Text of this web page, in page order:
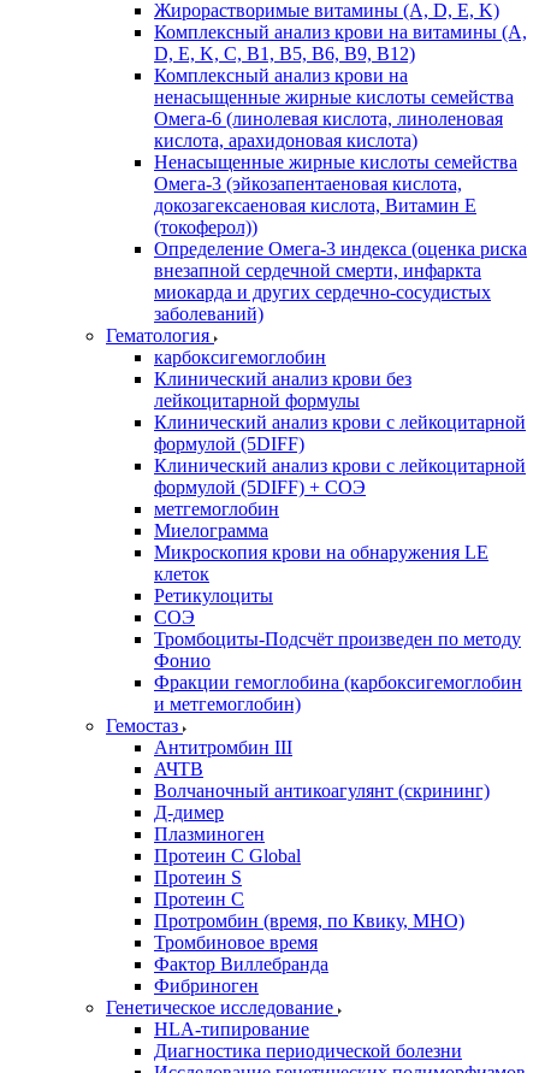
Жирорастворимые витамины (A, D, E, K)
Комплексный анализ крови на витамины (A,
D, E, K, C, B1, B5, B6, В9, B12)
Комплексный анализ крови на
ненасыщенные жирные кислоты семейства
Омега-6 (линолевая кислота, линоленовая
кислота, арахидоновая кислота)
Ненасыщенные жирные кислоты семейства
Омега-3 (эйкозапентаеновая кислота,
докозагексаеновая кислота, Витамин E
(токоферол))
Определение Омега-3 индекса (оценка риска
внезапной сердечной смерти, инфаркта
миокарда и других сердечно-сосудистых
заболеваний)
Гематология
карбоксигемоглобин
Клинический анализ крови без
лейкоцитарной формулы
Клинический анализ крови с лейкоцитарной
формулой (5DIFF)
Клинический анализ крови с лейкоцитарной
формулой (5DIFF) + СОЭ
метгемоглобин
Миелограмма
Микроскопия крови на обнаружения LE
клеток
Ретикулоциты
СОЭ
Тромбоциты-Подсчёт произведен по методу
Фонио
Фракции гемоглобина (карбоксигемоглобин
и метгемоглобин)
Гемостаз
Антитромбин III
АЧТВ
Волчаночный антикоагулянт (скрининг)
Д-димер
Плазминоген
Протеин C Global
Протеин S
Протеин С
Протромбин (время, по Квику, МНО)
Тромбиновое время
Фактор Виллебранда
Фибриноген
Генетическое исследование
HLA-типирование
Диагностика периодической болезни